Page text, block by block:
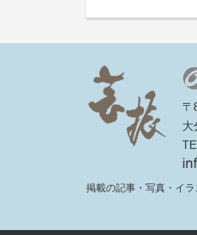
〒
大
掲載の記事・写真・イ